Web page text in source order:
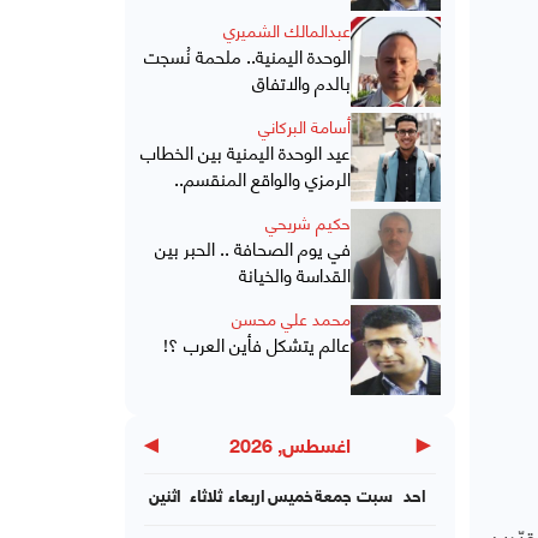
عبدالمالك الشميري
الوحدة اليمنية.. ملحمة نُسجت
بالدم والاتفاق
أسامة البركاني
عيد الوحدة اليمنية بين الخطاب
الرمزي والواقع المنقسم..
حكيم شريحي
في يوم الصحافة .. الحبر بين
القداسة والخيانة
محمد علي محسن
عالم يتشكل فأين العرب ؟!
◀ اغسطس, 2026 ▶
اثنين ثلاثاء اربعاءخميسجمعة سبت احد